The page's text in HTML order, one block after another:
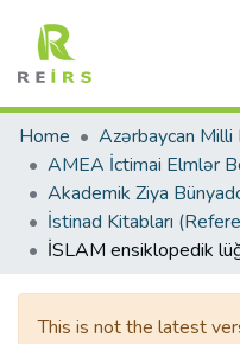
Communities & Collections
All of DSpace
Statistics
Home
İSLAM ensiklopedik
This is not the latest